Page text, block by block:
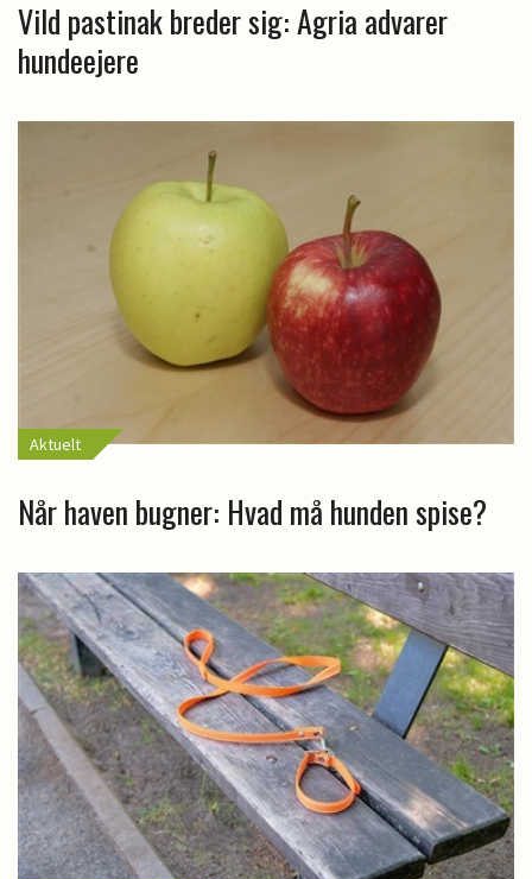
Vild pastinak breder sig: Agria advarer
hundeejere
Aktuelt
Når haven bugner: Hvad må hunden spise?